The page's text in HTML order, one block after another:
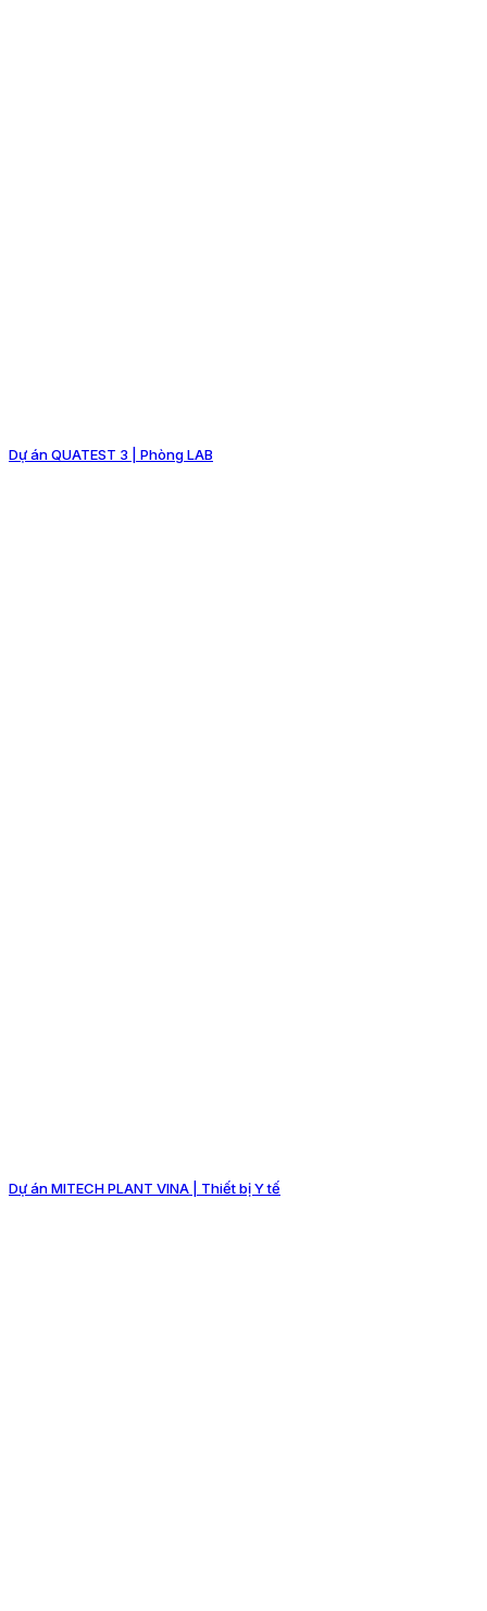
Dự án QUATEST 3 | Phòng LAB
Dự án MITECH PLANT VINA | Thiết bị Y tế